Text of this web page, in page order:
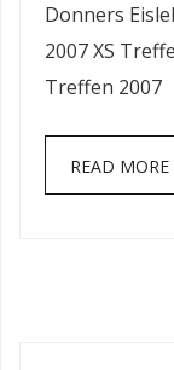
Donners
2007 XS
Treffen 2007
READ MORE